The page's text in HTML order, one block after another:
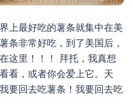
上最好吃的薯条就集中在美
条非常好吃，到了美国后，
这里！！！ 拜托，我真想
看，或者你会爱上它。天
要回去吃薯条！我要回去吃